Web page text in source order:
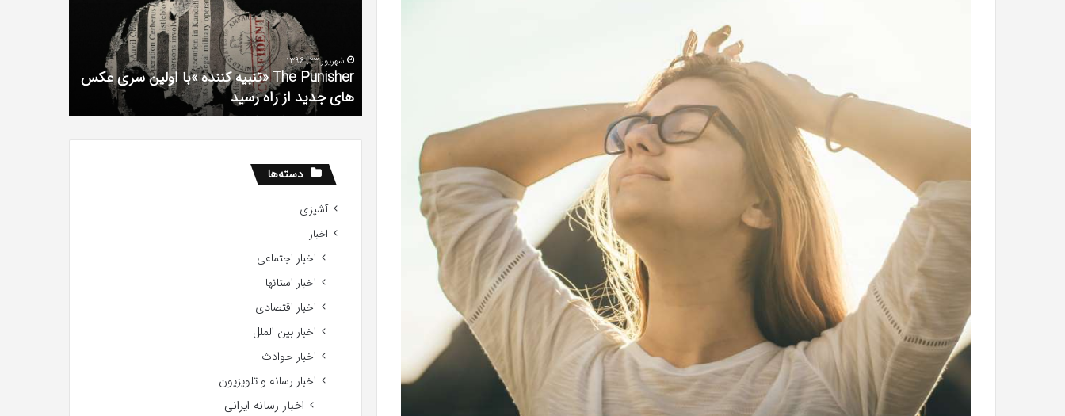
رابطه جنسی این دختر با حیوانات وحشی !
خواهد
بود.خواهد بود.
عکس
های
جدید
از
شهریور 23, 1396
The Punisher «تنبیه کننده »با اولین سری عکس
های جدید از راه رسید
دسته‌ها
آشپزی
اخبار
اخبار اجتماعی
اخبار استانها
اخبار اقتصادی
اخبار بین الملل
اخبار حوادث
اخبار رسانه و تلویزیون
اخبار رسانه ایرانی